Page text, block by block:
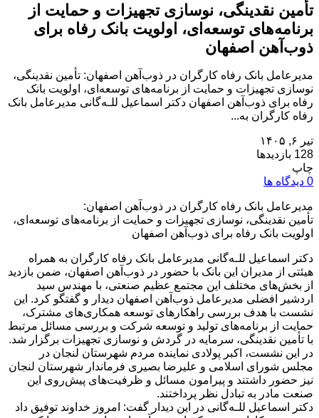
تأمین نقدینگی، نوسازی تجهیزات و حمایت از
برنامه‌های توسعه‌ای، اولویت بانک رفاه برای
ذوب‌آهن اصفهان
مدیرعامل بانک رفاه کارگران در ذوب‌آهن اصفهان: تأمین نقدینگی،
نوسازی تجهیزات و حمایت از برنامه‌های توسعه‌ای، اولویت بانک
رفاه برای ذوب‌آهن اصفهان دکتر اسماعیل للـه‌گانی مدیرعامل بانک
رفاه کارگران به...
تیر ۶, ۱۴۰۵
128 بازدیدها
چاپ
0 دیدگاه ها
مدیرعامل بانک رفاه کارگران در ذوب‌آهن اصفهان:
تأمین نقدینگی، نوسازی تجهیزات و حمایت از برنامه‌های توسعه‌ای،
اولویت بانک رفاه برای ذوب‌آهن اصفهان
دکتر اسماعیل للـه‌گانی مدیرعامل بانک رفاه کارگران به همراه
هیئتی از مدیران این بانک با حضور در ذوب‌آهن اصفهان، ضمن بازدید
از بخش‌های مختلف این مجتمع عظیم صنعتی، با مهندس سید
اردشیر افضلی مدیرعامل ذوب‌آهن اصفهان دیدار و گفتگو کرد. این
نشست با هدف بررسی راهکارهای توسعه همکاری‌های مشترک،
حمایت از برنامه‌های تولید و توسعه شرکت و بررسی مسائل مرتبط
با تأمین نقدینگی، سرمایه در گردش و نوسازی تجهیزات برگزار شد.
در این نشست، اکبر پولادی نماینده مردم شهرستان لنجان در
مجلس شورای اسلامی و علیرضا بصیری فرماندار شهرستان لنجان
نیز حضور داشتند و پیرامون مسائل و ظرفیت‌های پیش‌روی این
صنعت مادر به تبادل نظر پرداختند.
دکتر اسماعیل للـه‌گانی در این دیدار گفت: امروز خداوند توفیق داد